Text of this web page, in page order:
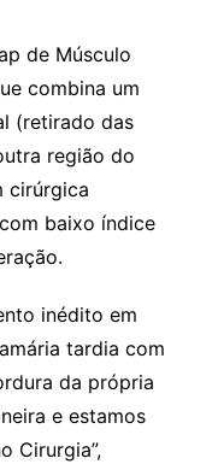
de Músculo
combina um
(retirado das
região do
cirúrgica
baixo índice
inédito em
tardia com
da própria
e estamos
Cirurgia”,